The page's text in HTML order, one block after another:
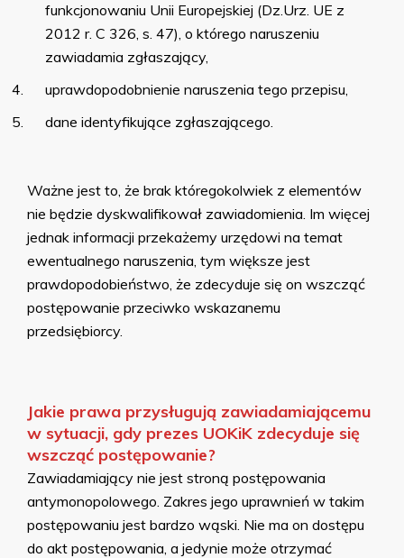
funkcjonowaniu Unii Europejskiej (Dz.Urz. UE z
2012 r. C 326, s. 47), o którego naruszeniu
zawiadamia zgłaszający,
uprawdopodobnienie naruszenia tego przepisu,
dane identyfikujące zgłaszającego.
Ważne jest to, że brak któregokolwiek z elementów
nie będzie dyskwalifikował zawiadomienia. Im więcej
jednak informacji przekażemy urzędowi na temat
ewentualnego naruszenia, tym większe jest
prawdopodobieństwo, że zdecyduje się on wszcząć
postępowanie przeciwko wskazanemu
przedsiębiorcy.
Jakie prawa przysługują zawiadamiającemu
w sytuacji, gdy prezes UOKiK zdecyduje się
wszcząć postępowanie?
Zawiadamiający nie jest stroną postępowania
antymonopolowego. Zakres jego uprawnień w takim
postępowaniu jest bardzo wąski. Nie ma on dostępu
do akt postępowania, a jedynie może otrzymać